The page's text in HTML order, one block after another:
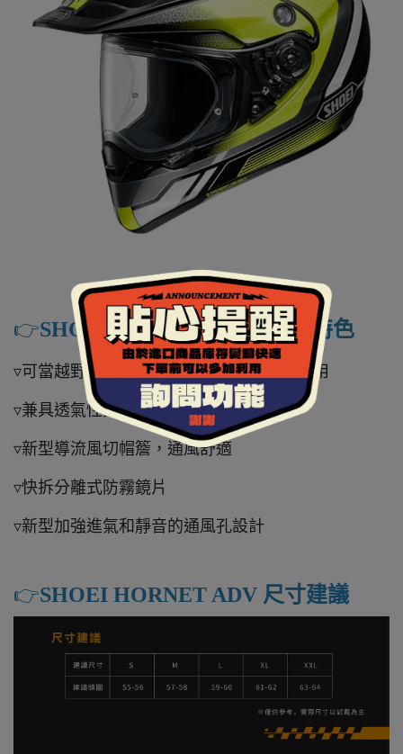
👉️SHOEI HORNET ADV 商品特色
▿可當越野帽，也可當全罩帽，可多功能使用
▿兼具透氣性與舒適性的內襯
▿新型導流風切帽簷，通風舒適
▿快拆分離式防霧鏡片
▿新型加強進氣和靜音的通風孔設計
👉️SHOEI HORNET ADV 尺寸建議